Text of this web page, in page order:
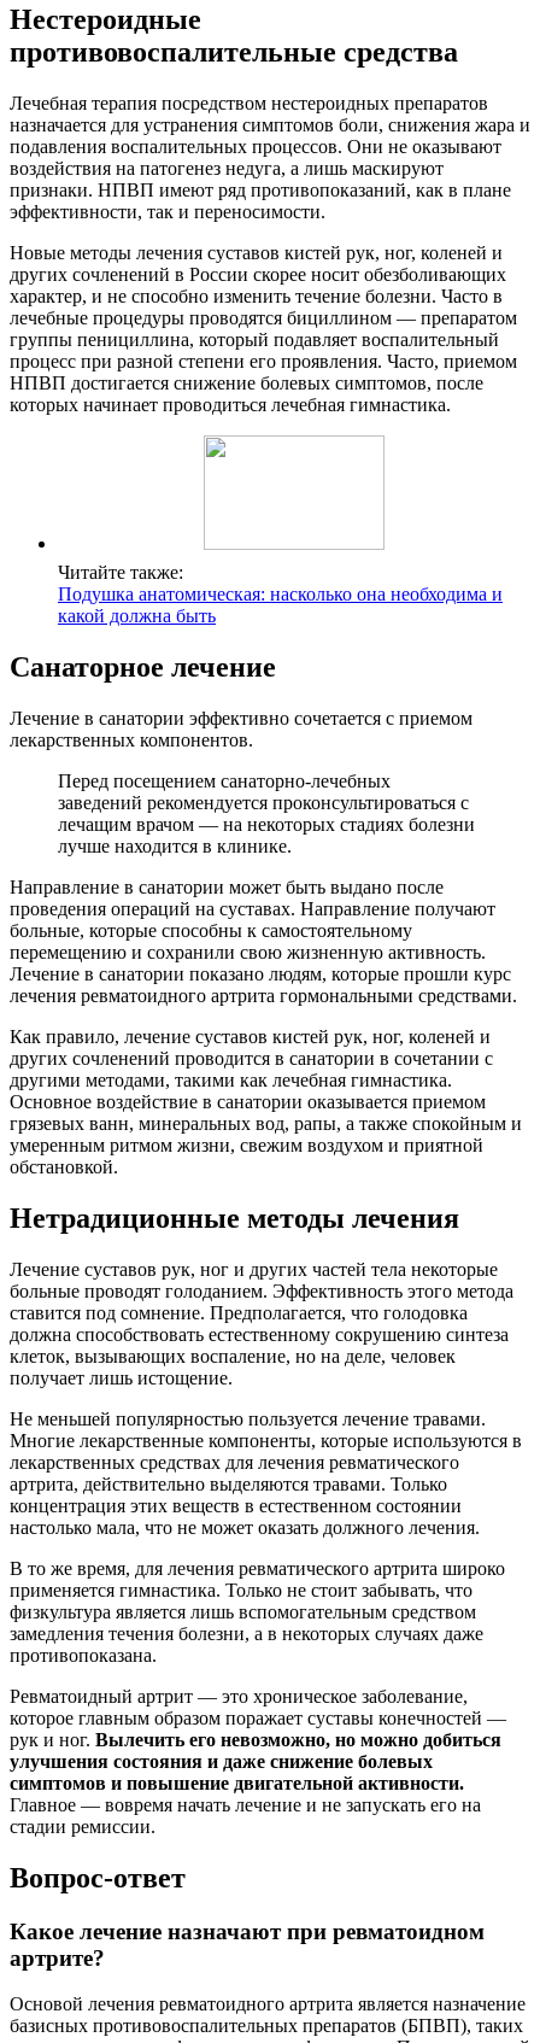
Нестероидные
противовоспалительные средства
Лечебная терапия посредством нестероидных препаратов
назначается для устранения симптомов боли, снижения жара и
подавления воспалительных процессов. Они не оказывают
воздействия на патогенез недуга, а лишь маскируют
признаки. НПВП имеют ряд противопоказаний, как в плане
эффективности, так и переносимости.
Новые методы лечения суставов кистей рук, ног, коленей и
других сочленений в России скорее носит обезболивающих
характер, и не способно изменить течение болезни. Часто в
лечебные процедуры проводятся бициллином — препаратом
группы пенициллина, который подавляет воспалительный
процесс при разной степени его проявления. Часто, приемом
НПВП достигается снижение болевых симптомов, после
которых начинает проводиться лечебная гимнастика.
Читайте также:
Подушка анатомическая: насколько она необходима и
какой должна быть
Санаторное лечение
Лечение в санатории эффективно сочетается с приемом
лекарственных компонентов.
Перед посещением санаторно-лечебных
заведений рекомендуется проконсультироваться с
лечащим врачом — на некоторых стадиях болезни
лучше находится в клинике.
Направление в санатории может быть выдано после
проведения операций на суставах. Направление получают
больные, которые способны к самостоятельному
перемещению и сохранили свою жизненную активность.
Лечение в санатории показано людям, которые прошли курс
лечения ревматоидного артрита гормональными средствами.
Как правило, лечение суставов кистей рук, ног, коленей и
других сочленений проводится в санатории в сочетании с
другими методами, такими как лечебная гимнастика.
Основное воздействие в санатории оказывается приемом
грязевых ванн, минеральных вод, рапы, а также спокойным и
умеренным ритмом жизни, свежим воздухом и приятной
обстановкой.
Нетрадиционные методы лечения
Лечение суставов рук, ног и других частей тела некоторые
больные проводят голоданием. Эффективность этого метода
ставится под сомнение. Предполагается, что голодовка
должна способствовать естественному сокрушению синтеза
клеток, вызывающих воспаление, но на деле, человек
получает лишь истощение.
Не меньшей популярностью пользуется лечение травами.
Многие лекарственные компоненты, которые используются в
лекарственных средствах для лечения ревматического
артрита, действительно выделяются травами. Только
концентрация этих веществ в естественном состоянии
настолько мала, что не может оказать должного лечения.
В то же время, для лечения ревматического артрита широко
применяется гимнастика. Только не стоит забывать, что
физкультура является лишь вспомогательным средством
замедления течения болезни, а в некоторых случаях даже
противопоказана.
Ревматоидный артрит — это хроническое заболевание,
которое главным образом поражает суставы конечностей —
рук и ног. Вылечить его невозможно, но можно добиться
улучшения состояния и даже снижение болевых
симптомов и повышение двигательной активности.
Главное — вовремя начать лечение и не запускать его на
стадии ремиссии.
Вопрос-ответ
Какое лечение назначают при ревматоидном
артрите?
Основой лечения ревматоидного артрита является назначение
базисных противовоспалительных препаратов (БПВП), таких